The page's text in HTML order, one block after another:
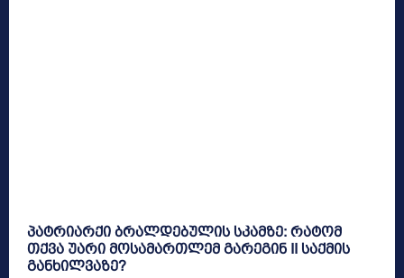
პატრიარქი ბრალდებულის სკამზე: რატომ
თქვა უარი მოსამართლემ გარეგინ II საქმის
განხილვაზე?